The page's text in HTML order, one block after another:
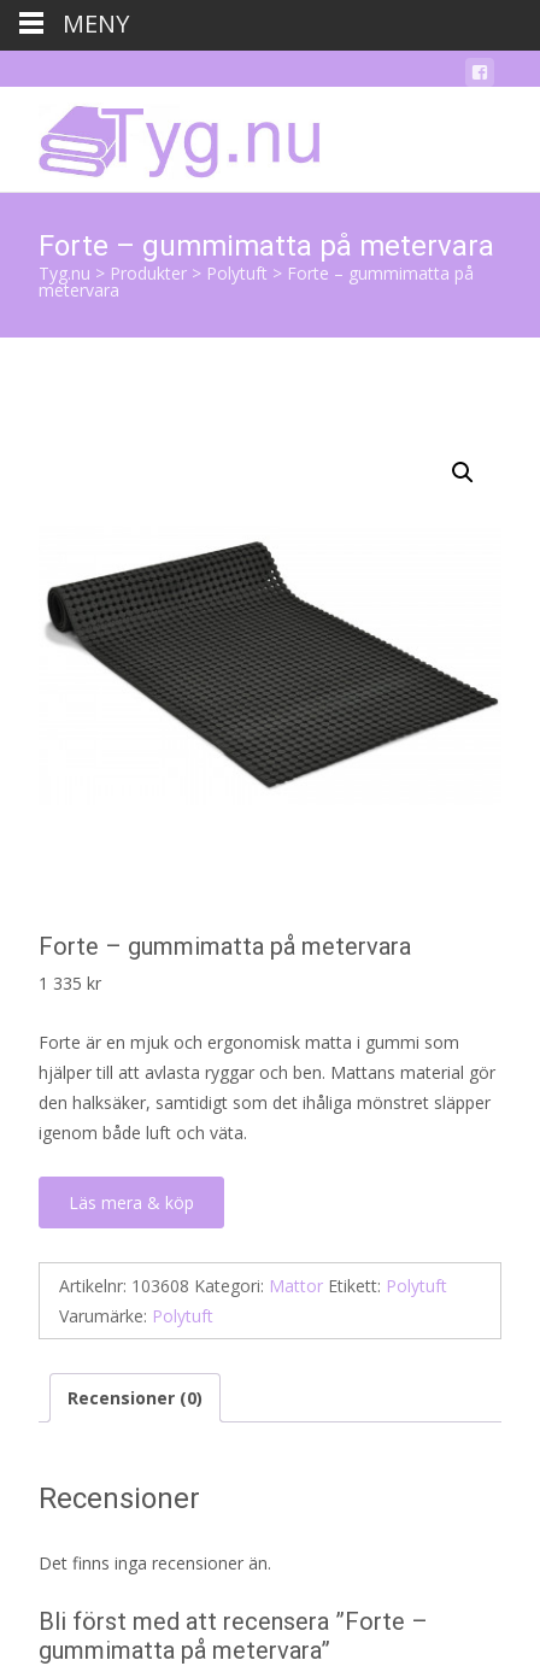
Forte – gummimatta på metervara
Tyg.nu > Produkter > Polytuft > Forte – gummimatta på
metervara
Forte – gummimatta på metervara
1 335 kr
Forte är en mjuk och ergonomisk matta i gummi som
hjälper till att avlasta ryggar och ben. Mattans material gör
den halksäker, samtidigt som det ihåliga mönstret släpper
igenom både luft och väta.
Läs mera & köp
Artikelnr: 103608 Kategori: Mattor Etikett: Polytuft
Varumärke: Polytuft
Recensioner (0)
Recensioner
Det finns inga recensioner än.
Bli först med att recensera ”Forte –
gummimatta på metervara”
MENY